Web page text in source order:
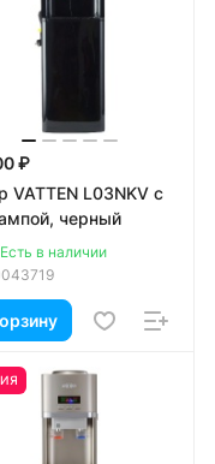
₽
VATTEN L03NKV c
черный
Есть в наличии